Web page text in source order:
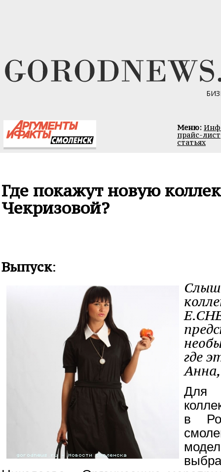
Меню:
прайс-лист
статьях
Где покажут новую
Чекризовой?
Выпуск:
где
Для
в